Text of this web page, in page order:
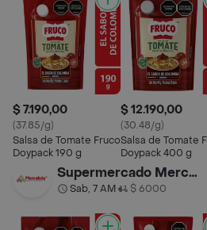
$ 7.190,00
(37.85/g)
Salsa de Tomate Fruco
Doypack 190 g
$ 12.190,00
(30.48/g)
Salsa de Tomate
Doypack 400 g
Supermercado Mercaboy
Sab, 7 AM• $ 6000